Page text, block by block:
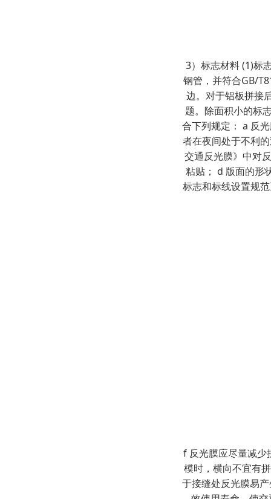
3）标志材料 (1)标
钢管，并符合GB/
边。对于铝板拼接
题。除面积小的标
合下列规定： a 反
者在夜间处于不利
交通反光膜》中对
粘贴； d 版面的形
标志和标线设置规
f 反光膜应尽量减少
模时，横向不宜有
于接缝处反光膜易